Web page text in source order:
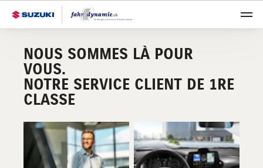
NOUS SOMMES LÀ POUR
VOUS.
NOTRE SERVICE CLIENT DE 1RE
CLASSE